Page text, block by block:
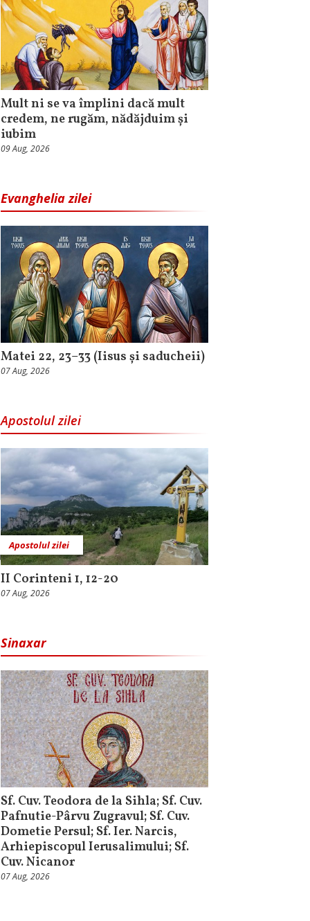
Mult ni se va împlini dacă mult
credem, ne rugăm, nădăjduim și
iubim
09 Aug, 2026
Evanghelia zilei
Matei 22, 23–33 (Iisus și saducheii)
07 Aug, 2026
Apostolul zilei
Apostolul zilei
II Corinteni 1, 12-20
07 Aug, 2026
Sinaxar
Sf. Cuv. Teodora de la Sihla; Sf. Cuv.
Pafnutie-Pârvu Zugravul; Sf. Cuv.
Dometie Persul; Sf. Ier. Narcis,
Arhiepiscopul Ierusalimului; Sf.
Cuv. Nicanor
07 Aug, 2026